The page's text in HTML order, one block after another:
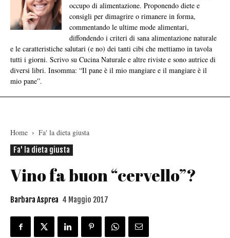
occupo di alimentazione. Proponendo diete e
consigli per dimagrire o rimanere in forma,
commentando le ultime mode alimentari,
diffondendo i criteri di sana alimentazione naturale
e le caratteristiche salutari (e no) dei tanti cibi che mettiamo in tavola
tutti i giorni. Scrivo su Cucina Naturale e altre riviste e sono autrice di
diversi libri. Insomma: “Il pane è il mio mangiare e il mangiare è il
mio pane”.
Home
Fa' la dieta giusta
Fa' la dieta giusta
Vino fa buon “cervello”?
Barbara Asprea 4 Maggio 2017